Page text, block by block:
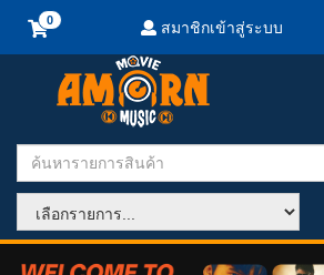
สมาชิกเข้าสู่ระบบ